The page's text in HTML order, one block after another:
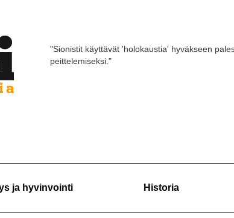
"Sionistit käyttävät 'holokaustia' hyväkseen
peittelemiseksi."
ja hyvinvointi Historia